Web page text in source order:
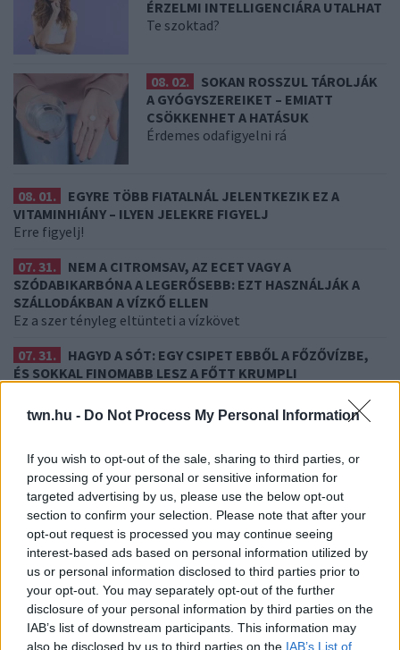
twn.hu - Do Not Process My Personal Information
If you wish to opt-out of the sale, sharing to third parties, or
processing of your personal or sensitive information for
targeted advertising by us, please use the below opt-out
section to confirm your selection. Please note that after your
opt-out request is processed you may continue seeing
interest-based ads based on personal information utilized by
us or personal information disclosed to third parties prior to
your opt-out. You may separately opt-out of the further
disclosure of your personal information by third parties on the
IAB’s list of downstream participants. This information may
also be disclosed by us to third parties on the IAB’s List of
ÉRZELMI INTELLIGENCIÁRA UTALHAT
Te szoktad?
08. 02.
SOKAN ROSSZUL TÁROLJÁK
A GYÓGYSZEREIKET – EMIATT
CSÖKKENHET A HATÁSUK
Érdemes odafigyelni rá
08. 01.
EGYRE TÖBB FIATALNÁL JELENTKEZIK EZ A
VITAMINHIÁNY – ILYEN JELEKRE FIGYELJ
Erre figyelj!
07. 31.
NEM A CITROMSAV, AZ ECET VAGY A
SZÓDABIKARBÓNA A LEGERŐSEBB: EZT HASZNÁLJÁK A
SZÁLLODÁKBAN A VÍZKŐ ELLEN
Ez a szer tényleg eltünteti a vízkövet
07. 31.
HAGYD A SÓT: EGY CSIPET EBBŐL A FŐZŐVÍZBE,
ÉS SOKKAL FINOMABB LESZ A FŐTT KRUMPLI
07. 31.
EZZEL LOCSOLD HETENTE EGYSZER: KÉTSZER
Ettől lesz a tiéd a leggyönyörűbb muskátli a környéken
24 ÓRA TOVÁBBI HÍREI
24 óra